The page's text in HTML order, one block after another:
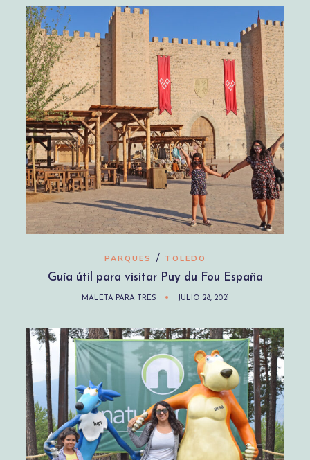
PARQUES / TOLEDO
Guía útil para visitar Puy du Fou España
MALETA PARA TRES JULIO 28, 2021